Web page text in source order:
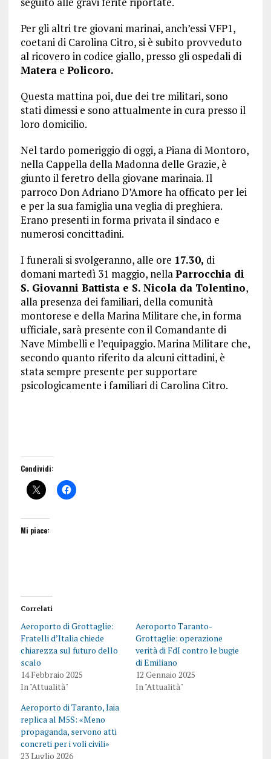
Per gli altri tre giovani marinai, anch’essi VFP1,
coetani di Carolina Citro, si è subito provveduto
al ricovero in codice giallo, presso gli ospedali di
Materae Policoro.
Questa mattina poi, due dei tre militari, sono
stati dimessi e sono attualmente in cura presso il
loro domicilio.
Nel tardo pomeriggio di oggi, a Piana di Montoro,
nella Cappella della Madonna delle Grazie, è
giunto il feretro della giovane marinaia. Il
parroco Don Adriano D’Amore ha officato per lei
e per la sua famiglia una veglia di preghiera.
Erano presenti in forma privata il sindaco e
numerosi concittadini.
I funerali si svolgeranno, alle ore 17.30, di
domani martedì 31 maggio, nellaParrocchia di
S. Giovanni Battista e S. Nicola da Tolentino,
alla presenza dei familiari, della comunità
montorese e della Marina Militare che, in forma
ufficiale, sarà presente con il Comandante di
Nave Mimbelli e l’equipaggio. Marina Militare che,
secondo quanto riferito da alcuni cittadini, è
stata sempre presente per supportare
psicologicamente i familiari di Carolina Citro.
Condividi:
Mi piace:
Correlati
Aeroporto di Grottaglie:
Fratelli d’Italia chiede
chiarezza sul futuro dello
scalo
14 Febbraio 2025
In "Attualità"
Aeroporto Taranto-
Grottaglie: operazione
verità di FdI contro le bugie
di Emiliano
12 Gennaio 2025
In "Attualità"
Aeroporto di Taranto, Iaia
replica al M5S: «Meno
propaganda, servono atti
concreti per i voli civili»
23 Luglio 2026